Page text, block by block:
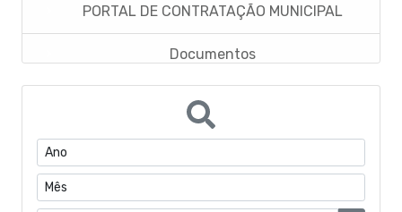
PORTAL DE CONTRATAÇÃO MUNICIPAL
Documentos
Manuais
Concurso Público